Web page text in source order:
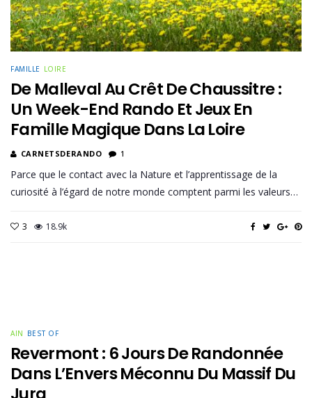
FAMILLE LOIRE
De Malleval Au Crêt De Chaussitre :
Un Week-End Rando Et Jeux En
Famille Magique Dans La Loire
CARNETSDERANDO 1
Parce que le contact avec la Nature et l’apprentissage de la
curiosité à l’égard de notre monde comptent parmi les valeurs…
3 18.9k
AIN BEST OF
Revermont : 6 Jours De Randonnée
Dans L’Envers Méconnu Du Massif Du